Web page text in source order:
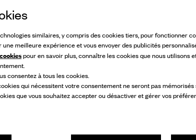
similaires, y compris des cookies tiers, pour fonctionner
meilleure expérience et vous envoyer des publicités
pour en savoir plus, connaître les cookies que nous utilisons
consentez à tous les cookies.
qui nécessitent votre consentement ne seront pas mémorisés
que vous souhaitez accepter ou désactiver et gérer vos